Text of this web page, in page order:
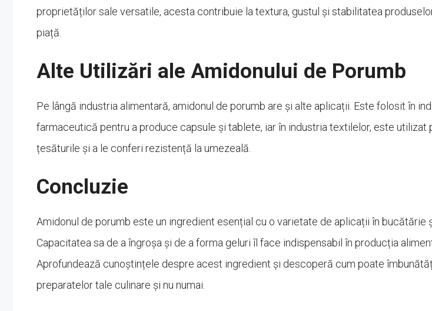
proprietăților sale versatile, acesta contribuie la textura, gustul și stabilitatea
piață.
Alte Utilizări ale Amidonului de Porumb
Pe lângă industria alimentară, amidonul de porumb are și alte aplicații. Este folosit în
farmaceutică pentru a produce capsule și tablete, iar în industria textilelor, este utilizat
țesăturile și a le conferi rezistență la umezeală.
Concluzie
Amidonul de porumb este un ingredient esențial cu o varietate de aplicații în bucătărie
Capacitatea sa de a îngroșa și de a forma geluri îl face indispensabil în producția
Aprofundează cunoștințele despre acest ingredient și descoperă cum poate
preparatelor tale culinare și nu numai.